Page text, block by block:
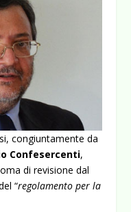
congiuntamente da
Confesercenti,
di revisione dal
“regolamento per la